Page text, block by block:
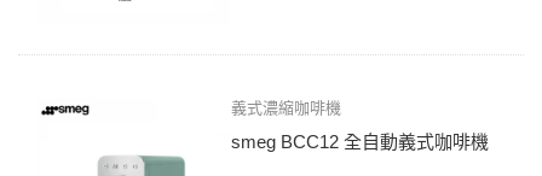
義式濃縮咖啡機
smeg BCC12 全自動義式咖啡機